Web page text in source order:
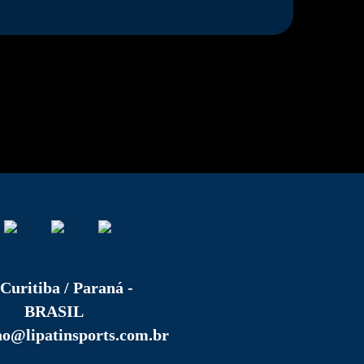
Curitiba / Paraná -
BRASIL